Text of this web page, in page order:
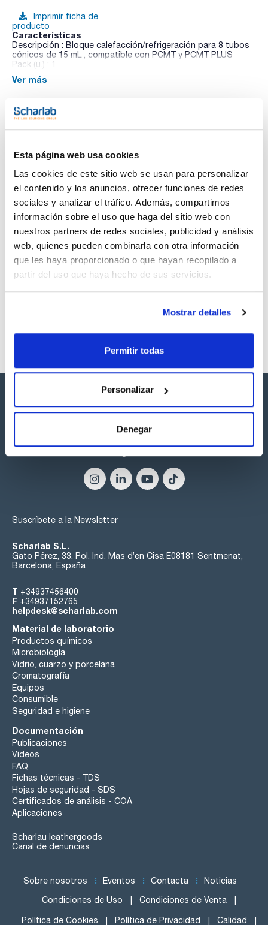
Esta página web usa cookies
Las cookies de este sitio web se usan para personalizar
el contenido y los anuncios, ofrecer funciones de redes
sociales y analizar el tráfico. Además, compartimos
información sobre el uso que haga del sitio web con
nuestros partners de redes sociales, publicidad y análisis
web, quienes pueden combinarla con otra información
que les haya proporcionado o que hayan recopilado a
partir del uso que haya hecho de sus servicios.
Mostrar detalles
Permitir todas
Personalizar
Denegar
Imprimir ficha de
producto
Características
Descripción : Bloque calefacción/refrigeración para 8 tubos
cónicos de 15 mL , compatible con PCMT y PCMT PLUS
Pack (u.) : 1
Termoagitador de velocidad variable y temperatura variable
con funciones de calentamiento / enfriamiento y mezcla
simultáneas o independientes: microtubo y termoagitador de
placas de PCR, incubadora compacta de sobremesa y
Función de calibración de temperatura para compensar las
diferencias en el comportamiento térmico de diferentes
tubos y muestras.
Excelente uniformidad en todo el bloque. Incluso mezclando
a través del bloque del termoagitador.
Pantalla LCD clara de 16 x 2 caracteres indica el tiempo de
funcionamiento establecido y real, la velocidad de mezcla y la
temperatura.
Temporizador digital con alarma sonora de 1 min a 96 horas.
Elección de 5 bloques intercambiables. Se requiere bloque,
especificar al realizar el pedido.
Ver más
TDS / Ficha técnica
descargas
Regístrate para
descargas
SDS/ Hoja de seguridad
Regístrate para
descargas
Los productos marcados con esta imagen son
productos marca Scharlau habitualmente en stock,
Suscríbete a la Newsletter
Scharlab S.L.
Gato Pérez, 33. Pol. Ind. Mas d’en Cisa E08181 Sentmenat,
Barcelona, España
T +34937456400
F +34937152765
helpdesk@scharlab.com
Material de laboratorio
Productos químicos
Microbiología
Vidrio, cuarzo y porcelana
Cromatografía
Equipos
Consumible
Seguridad e higiene
Documentación
Publicaciones
Videos
FAQ
Fichas técnicas - TDS
Hojas de seguridad - SDS
Certificados de análisis - COA
Aplicaciones
Scharlau leathergoods
Canal de denuncias
Sobre nosotros Eventos Contacta Noticias
Condiciones de Uso Condiciones de Venta
Política de Cookies Política de Privacidad Calidad